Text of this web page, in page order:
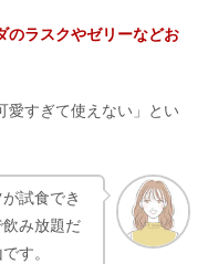
のラスクやゼリーなどお
愛すぎて使えない」とい
試食でき
み放題だ
す。